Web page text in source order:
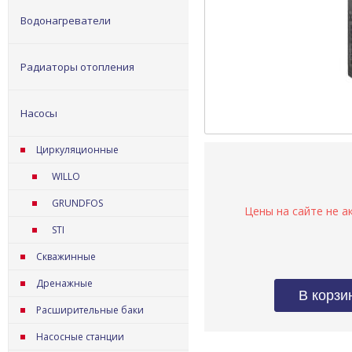
Водонагреватели
Радиаторы отопления
Насосы
Циркуляционные
WILLO
GRUNDFOS
STI
Скважинные
Дренажные
Расширительные баки
Насосные станции